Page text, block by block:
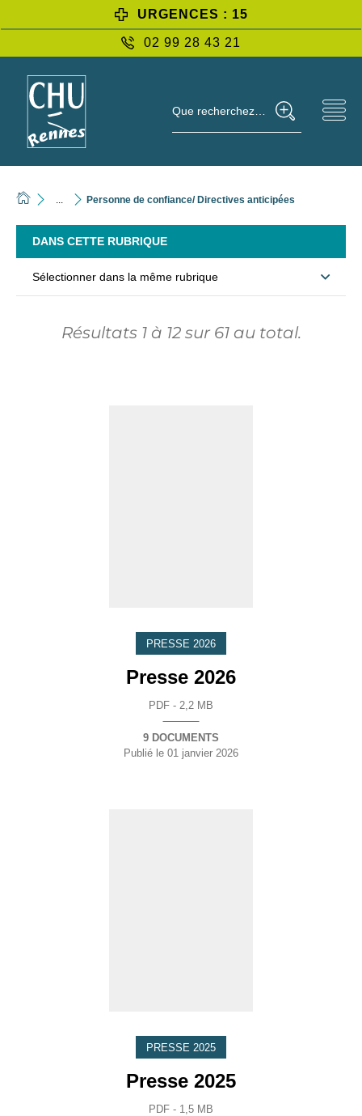
URGENCES : 15
02 99 28 43 21
Que recherchez-vous ?
Personne de confiance/ Directives anticipées
DANS CETTE RUBRIQUE
Sélectionner dans la même rubrique
Résultats 1 à 12 sur 61 au total.
PRESSE 2026
Presse 2026
PDF - 2,2 MB
9 DOCUMENTS
Publié le 01 janvier 2026
PRESSE 2025
Presse 2025
PDF - 1,5 MB